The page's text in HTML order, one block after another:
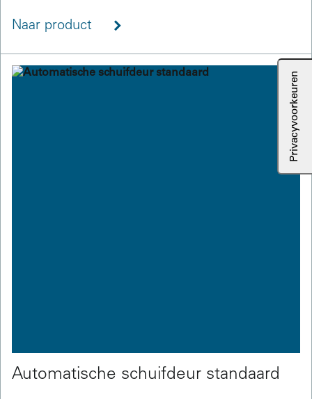
Naar product
Automatische schuifdeur standaard